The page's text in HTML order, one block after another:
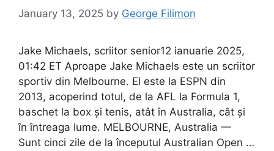
January 13, 2025 by George Filimon
Jake Michaels, scriitor senior12 ianuarie 2025,
01:42 ET Aproape Jake Michaels este un scriitor
sportiv din Melbourne. El este la ESPN din
2013, acoperind totul, de la AFL la Formula 1,
baschet la box și tenis, atât în ​​Australia, cât și
în întreaga lume. MELBOURNE, Australia —
Sunt cinci zile de la începutul Australian Open …